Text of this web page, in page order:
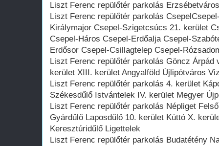
Liszt Ferenc repülőtér parkolás
Liszt Ferenc repülőtér parkolás
Királymajor Csepel-Szigetcsúcs 21. kerület
Csepel-Háros Csepel-Erdőalja Csepel-
Erdősor Csepel-Csillagtelep Csepel-
Liszt Ferenc repülőtér parkolás Göncz Árpád
kerület XIII. kerület Angyalföld Újlipótváros
Liszt Ferenc repülőtér parkolás 4. kerület
Székesdűlő Istvántelek IV. kerület Megyer
Liszt Ferenc repülőtér parkolás Népliget
Gyárdűlő Laposdűlő 10. kerület Kúttó X.
Keresztúridűlő Ligettelek
Liszt Ferenc repülőtér parkolás Budatétény